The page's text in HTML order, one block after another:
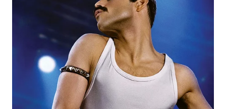
SELATAN
WN
TANJUNG